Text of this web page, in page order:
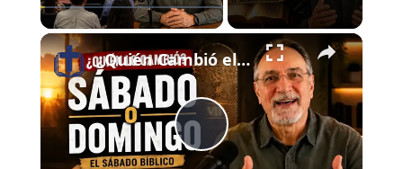
Play Unmute ×
P
¿Quién Cambió el Sábado al Domingo? | El Sábado Bíblico